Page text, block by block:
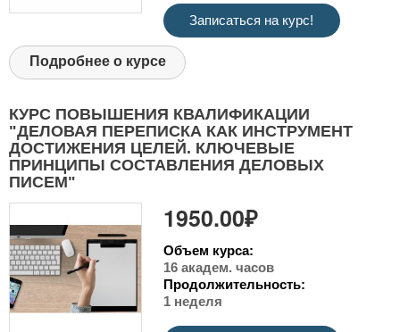
Записаться на курс!
Подробнее о курсе
КУРС ПОВЫШЕНИЯ КВАЛИФИКАЦИИ
"ДЕЛОВАЯ ПЕРЕПИСКА КАК ИНСТРУМЕНТ
ДОСТИЖЕНИЯ ЦЕЛЕЙ. КЛЮЧЕВЫЕ
ПРИНЦИПЫ СОСТАВЛЕНИЯ ДЕЛОВЫХ
ПИСЕМ"
1950.00₽
Объем курса:
16 академ. часов
Продолжительность:
1 неделя